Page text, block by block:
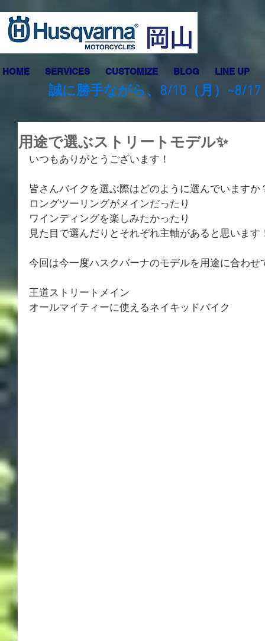
HOME SERVICES CUSTOMIZE BLOG LINE UP
誠に勝手ながら、8/10（月）~8/
用途で選ぶストリートモデル✨
いつもありがとうございます！
皆さんバイクを選ぶ際はどのように選んでいますか
ロングツーリングがメインだったり
ワインディングを楽しみたかったり
見た目で選んだりとそれぞれ主軸があると思います
今回は今一度ハスクバーナのモデルを用途に合わ
王道ストリートメイン
オールマイティーに使えるネイキッドバイク